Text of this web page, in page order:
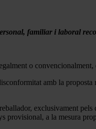
familiar i laboral
o convencionalment,
amb la proposta
exclusivament
provisional, a la mesura